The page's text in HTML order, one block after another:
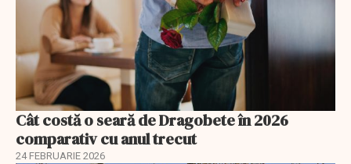
Cât costă o seară de Dragobete în 2026
comparativ cu anul trecut
24 FEBRUARIE 2026